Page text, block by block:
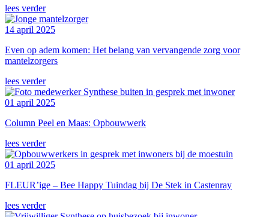
lees verder
14 april 2025
Even op adem komen: Het belang van vervangende zorg voor
mantelzorgers
lees verder
01 april 2025
Column Peel en Maas: Opbouwwerk
lees verder
01 april 2025
FLEUR’ige – Bee Happy Tuindag bij De Stek in Castenray
lees verder